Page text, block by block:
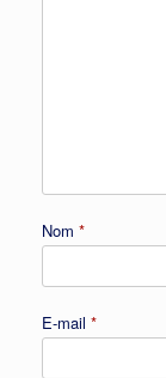
Nom *
E-mail *